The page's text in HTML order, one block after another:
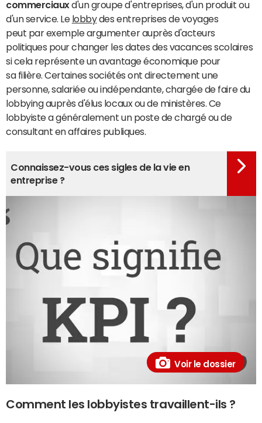
commerciauxd'un groupe d'entreprises, d'un produit ou
d'un service. Le lobbydes entreprises de voyages
peut par exemple argumenter auprès d'acteurs
politiques pour changer les dates des vacances scolaires
si cela représente un avantage économique pour
sa filière. Certaines sociétés ont directement une
personne, salariée ou indépendante, chargée de faire du
lobbying auprès d'élus locaux ou de ministères. Ce
lobbyiste a généralement un poste de chargé ou de
consultant en affaires publiques.
Voir le dossier
Connaissez-vous ces sigles de la vie en
entreprise ?
Comment les lobbyistes travaillent-ils ?